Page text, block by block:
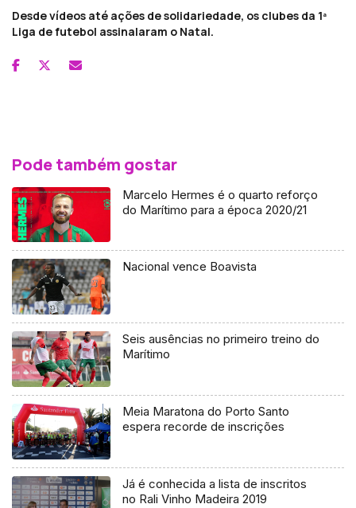
Desde vídeos até ações de solidariedade, os clubes da 1ª
Liga de futebol assinalaram o Natal.
Pode também gostar
Marcelo Hermes é o quarto reforço
do Marítimo para a época 2020/21
Nacional vence Boavista
Seis ausências no primeiro treino do
Marítimo
Meia Maratona do Porto Santo
espera recorde de inscrições
Já é conhecida a lista de inscritos
no Rali Vinho Madeira 2019